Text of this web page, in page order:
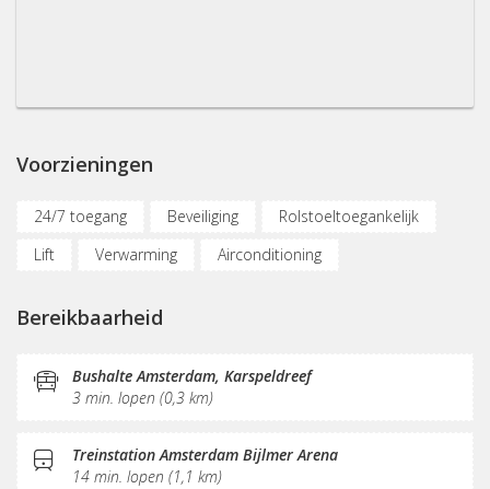
Voorzieningen
24/7 toegang Beveiliging
Rolstoeltoegankelijk
Lift
Verwarming
Airconditioning
Fietsenstalling
Internetmogelijkheden
Glasvezel
Sociaal hart
Restaurant
Receptie
Postverwerking
Bereikbaarheid
Bushalte Amsterdam, Karspeldreef
3 min. lopen (0,3 km)
Treinstation Amsterdam Bijlmer Arena
14 min. lopen (1,1 km)